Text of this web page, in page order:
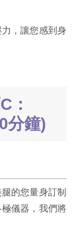
，讓您感到身
：
分鐘)
的您量身訂制
儀器，我們將